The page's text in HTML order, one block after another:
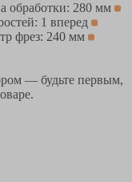
обработки: 280 мм
1 вперед
фрез: 240 мм
— будьте первым,